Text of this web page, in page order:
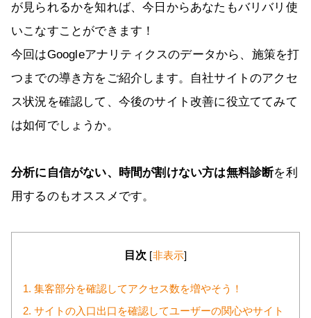
が見られるかを知れば、今日からあなたもバリバリ使
いこなすことができます！
今回はGoogleアナリティクスのデータから、施策を打
つまでの導き方をご紹介します。自社サイトのアクセ
ス状況を確認して、今後のサイト改善に役立ててみて
は如何でしょうか。
分析に自信がない、時間が割けない方は無料診断を利
用するのもオススメです。
目次 [非表示]
1. 集客部分を確認してアクセス数を増やそう！
2. サイトの入口出口を確認してユーザーの関心やサイト